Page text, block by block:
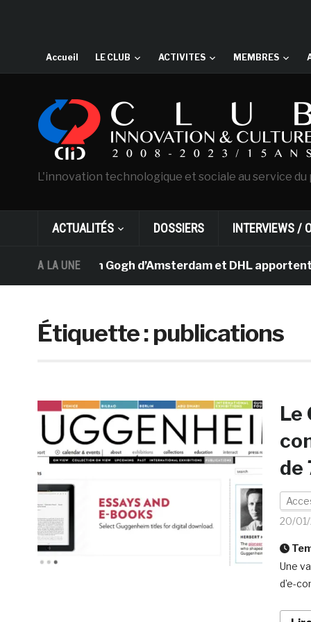
Accueil LE CLUB ACTIVITES MEMBRES
L'innovation technologique et sociale au service
ACTUALITÉS DOSSIERS INTERVIEWS /
A LA UNE
musée Van Gogh d’Amsterdam et DHL apportent
Étiquette :publications
Le
de
20/
Une
d’e-